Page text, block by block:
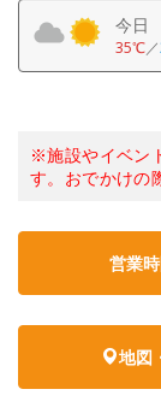
今日
35℃／
※施設やイベン
す。おでかけの
営業
地図